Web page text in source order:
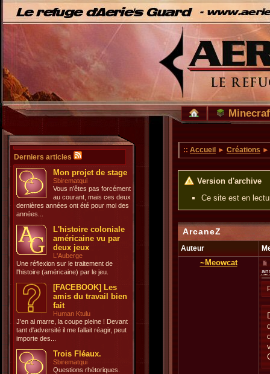
Derniers articles
Mon projet de stage
Sbirematqui
Vous n'êtes pas forcément
au courant, mais ces deux
dernières années ont été pour moi des
années...
L'histoire coloniale
américaine vu par
deux jeux
L'Auberge
Une réflexion sur le traitement de
l'histoire (américaine) par le jeu.
[FACEBOOK] Les
amis du travail bien
fait
Human Ktulu
J'en ai marre, la coupe pleine ! Devant
tant d'adversité il me fallait réagir, peut
importe des...
Trois Fléaux.
Sbirematqui
Questions rhétoriques.
:: Accueil ► Créations
Version d'archive
Ce site est en
ArcaneZ
Auteur
~Meowcat